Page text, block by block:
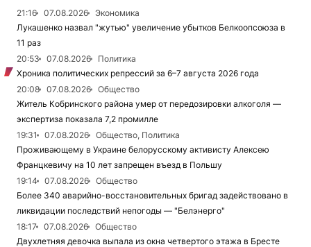
21:16 07.08.2026
Экономика
Лукашенко назвал "жутью" увеличение убытков Белкоопсоюза в
11 раз
20:53
07.08.2026
Политика
Хроника политических репрессий за 6–7 августа 2026 года
20:08
07.08.2026
Общество
Житель Кобринского района умер от передозировки алкоголя —
экспертиза показала 7,2 промилле
19:31
07.08.2026
Общество, Политика
Проживающему в Украине белорусскому активисту Алексею
Францкевичу на 10 лет запрещен въезд в Польшу
19:14
07.08.2026
Общество
Более 340 аварийно-восстановительных бригад задействовано в
ликвидации последствий непогоды — "Белэнерго"
18:17
07.08.2026
Общество
Двухлетняя девочка выпала из окна четвертого этажа в Бресте